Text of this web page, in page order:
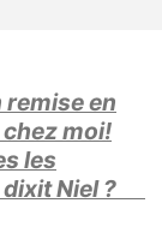
en
moi!
les
dixit Niel ?